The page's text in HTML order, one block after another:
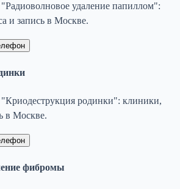
удаление папиллом":
и запись в Москве.
родинки": клиники,
в Москве.
фибромы